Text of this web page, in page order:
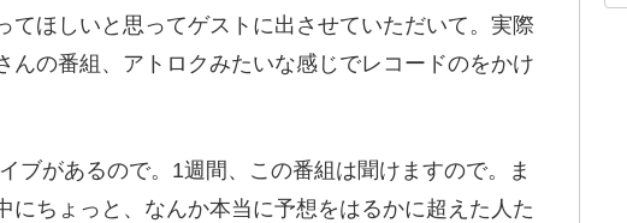
てほしいと思ってゲストに出させていただいて。実際
んの番組、アトロクみたいな感じでレコードのをかけ
ブがあるので。1週間、この番組は聞けますので。ま
ちょっと、なんか本当に予想をはるかに超えた人た